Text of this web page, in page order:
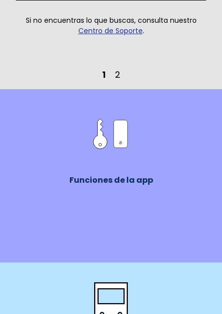
Si no encuentras lo que buscas, consulta nuestro
Centro de Soporte.
1 2
Funciones de la app